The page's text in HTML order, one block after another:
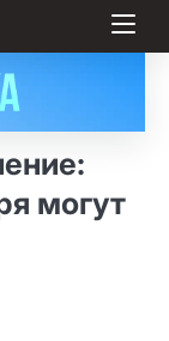
могут